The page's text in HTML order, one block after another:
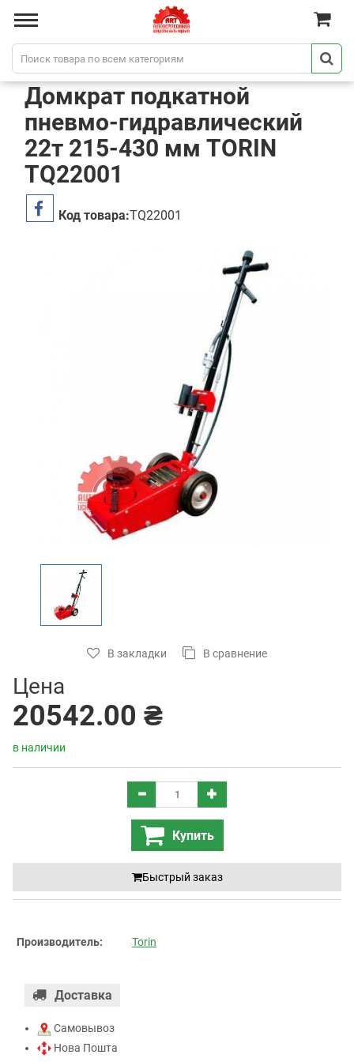
Домкрат подкатной
пневмо-гидравлический
22т 215-430 мм TORIN
TQ22001
Код товара:TQ22001
В закладки В сравнение
Цена
20542.00 ₴
в наличии
Купить
Быстрый заказ
Производитель: Torin
Доставка
Самовывоз
Нова Пошта